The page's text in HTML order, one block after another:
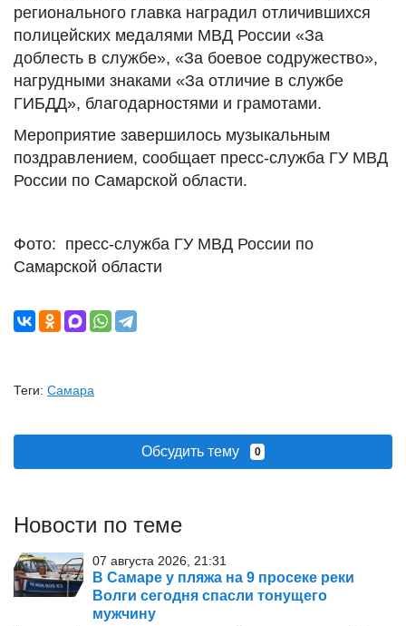
регионального главка наградил отличившихся
полицейских медалями МВД России «За
доблесть в службе», «За боевое содружество»,
нагрудными знаками «За отличие в службе
ГИБДД», благодарностями и грамотами.
Мероприятие завершилось музыкальным
поздравлением, сообщает пресс-служба ГУ МВД
России по Самарской области.
Фото: пресс-служба ГУ МВД России по
Самарской области
Теги: Самара
Обсудить тему 0
Новости по теме
07 августа 2026, 21:31
В Самаре у пляжа на 9 просеке реки
Волги сегодня спасли тонущего
мужчину